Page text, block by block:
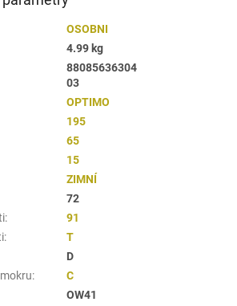
OSOBNI
4.99 kg
88085636304
03
OPTIMO
195
65
15
ZIMNÍ
72
:
91
:
T
D
:
C
OW41